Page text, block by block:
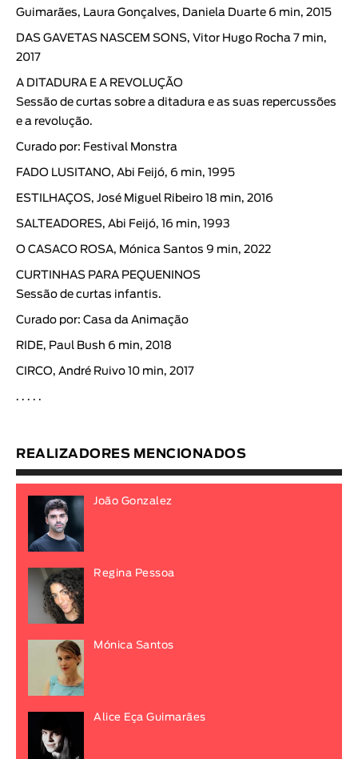
Guimarães, Laura Gonçalves, Daniela Duarte 6 min, 2015
DAS GAVETAS NASCEM SONS, Vitor Hugo Rocha 7 min,
2017
A DITADURA E A REVOLUÇÃO
Sessão de curtas sobre a ditadura e as suas repercussões
e a revolução.
Curado por: Festival Monstra
FADO LUSITANO, Abi Feijó, 6 min, 1995
ESTILHAÇOS, José Miguel Ribeiro 18 min, 2016
SALTEADORES, Abi Feijó, 16 min, 1993
O CASACO ROSA, Mónica Santos 9 min, 2022
CURTINHAS PARA PEQUENINOS
Sessão de curtas infantis.
Curado por: Casa da Animação
RIDE, Paul Bush 6 min, 2018
CIRCO, André Ruivo 10 min, 2017
. . . . .
REALIZADORES MENCIONADOS
João Gonzalez
Regina Pessoa
Mónica Santos
Alice Eça Guimarães